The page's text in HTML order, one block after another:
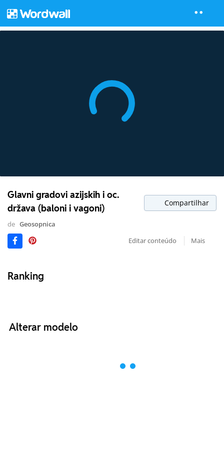
Glavni gradovi azijskih i oc.
država (baloni i vagoni)
Compartilhar
de Geosopnica
Editar conteúdo
Mais
Ranking
Alterar modelo